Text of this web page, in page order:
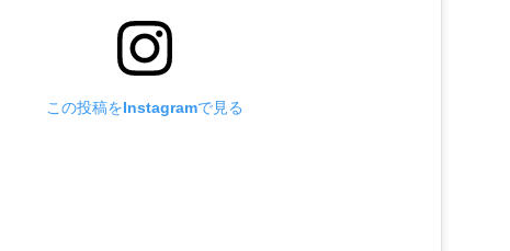
この投稿をInstagramで見る